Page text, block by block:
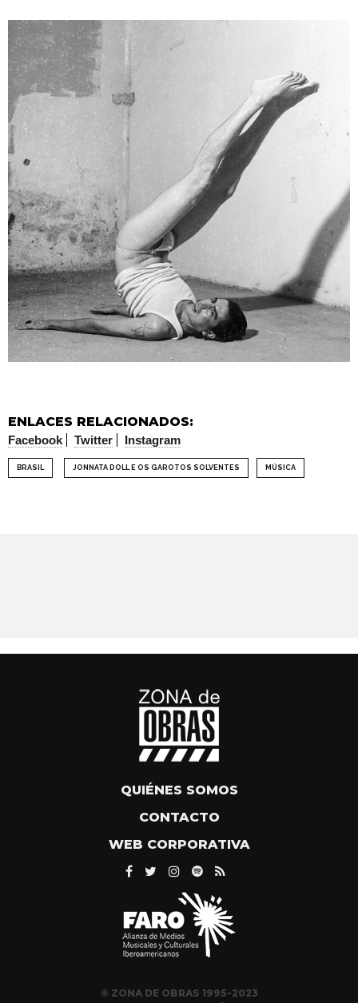
ENLACES RELACIONADOS:
Facebook Twitter Instagram
BRASIL JONNATA DOLL E OS GAROTOS SOLVENTES MÚSICA
QUIÉNES SOMOS
CONTACTO
WEB CORPORATIVA
© ZONA DE OBRAS 1995-2023